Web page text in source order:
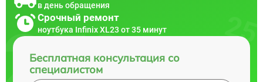
в день обращения
Срочный ремонт
ноутбука Infinix XL23 от 35 минут
Бесплатная консультация со
специалистом